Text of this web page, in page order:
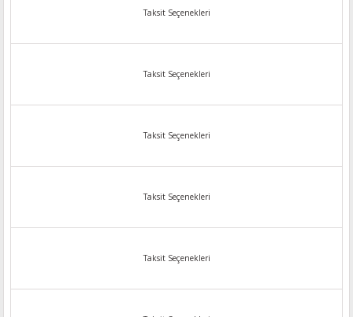
Taksit Seçenekleri
Taksit Seçenekleri
Taksit Seçenekleri
Taksit Seçenekleri
Taksit Seçenekleri